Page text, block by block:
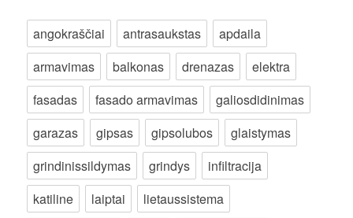
angokraščiai antrasaukstas
apdaila
armavimas
balkonas drenazas
elektra
fasadas
fasado armavimas
galiosdidinimas
garazas
gipsas gipsolubos
glaistymas
grindinissildymas
grindys
infiltracija
katiline
laiptai
lietaussistema